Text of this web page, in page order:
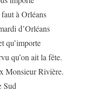
à Orléans
d’Orléans
qu’importe
qu’on ait la fête.
Monsieur Rivière.
Sud